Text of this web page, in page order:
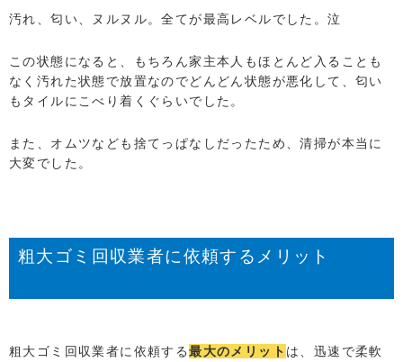
汚れ、匂い、ヌルヌル。全てが最高レベルでした。泣
この状態になると、もちろん家主本人もほとんど入ることも
なく汚れた状態で放置なのでどんどん状態が悪化して、匂い
もタイルにこべり着くぐらいでした。
また、オムツなども捨てっぱなしだったため、清掃が本当に
大変でした。
粗大ゴミ回収業者に依頼するメリット
粗大ゴミ回収業者に依頼する最大のメリット は、迅速で柔軟